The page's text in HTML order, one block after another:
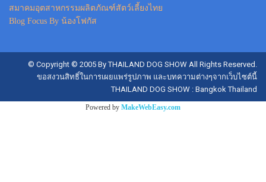
สมาคมอุตสาหกรรมผลิตภัณฑ์สัตว์เลี้ยงไทย
Blog Focus By น้องโฟกัส
© Copyright © 2005 By THAILAND DOG SHOW All Rights Reserved.
ขอสงวนสิทธิ์ในการเผยแพร่รูปภาพ และบทความต่างๆจากเว็บไซต์นี้
THAILAND DOG SHOW : Bangkok Thailand
Powered by MakeWebEasy.com